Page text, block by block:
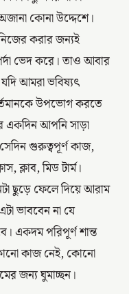
কোনা উদ্দেশে।
করার জন্যই
ভেদ করে। তাও আবার
আমরা ভবিষ্যৎ
উপভোগ করতে
একদিন আপনি সাড়া
গুরুত্বপূর্ণ কাজ,
ক্লাব, মিড টার্ম।
ছুড়ে ফেলে দিয়ে আরাম
ভাববেন না যে
একদম পরিপূর্ণ শান্ত
কাজ নেই, কোনো
জন্য ঘুমাচ্ছন।